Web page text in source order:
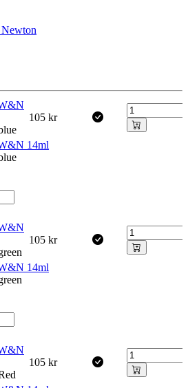
105 kr
14ml
105 kr
14ml
105 kr